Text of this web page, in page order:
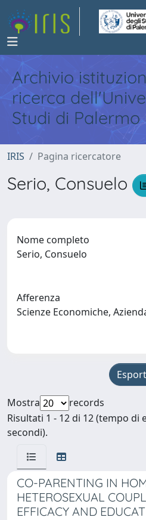
Archivio
ricerca
Studi di Palermo
IRIS Pagina ricercatore
Serio, Consuelo
Nome completo
Serio, Consuelo
Afferenza
Scienze Economiche,
Mostra
records
Risultati 1 - 12 di 12 (tempo di
secondi).
CO-PARENTING IN
HETEROSEXUAL
EFFICACY AND